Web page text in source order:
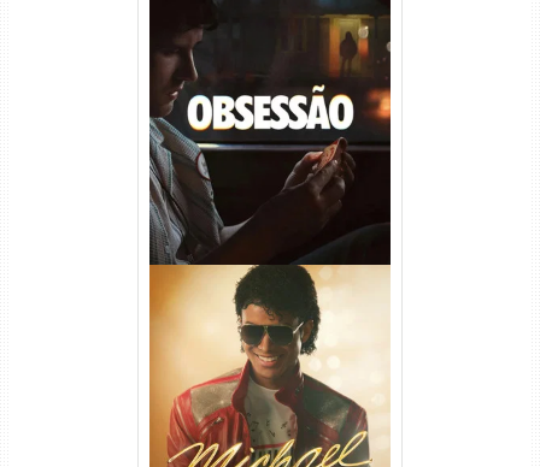
Obsessão Torrent (2026)
WEB-DL 1080p/4K Dual
Áudio
Michael Torrent (2026) WEB-
DL 1080p/4K Dual Áudio